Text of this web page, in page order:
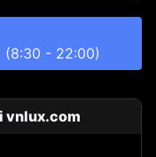
(8:30 - 22:00)
vnlux.com